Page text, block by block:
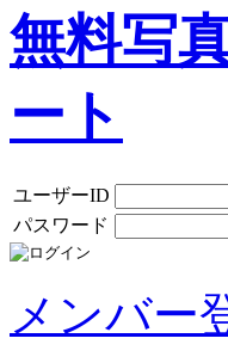
無料写
ート
ユーザーID
パスワード
メンバー